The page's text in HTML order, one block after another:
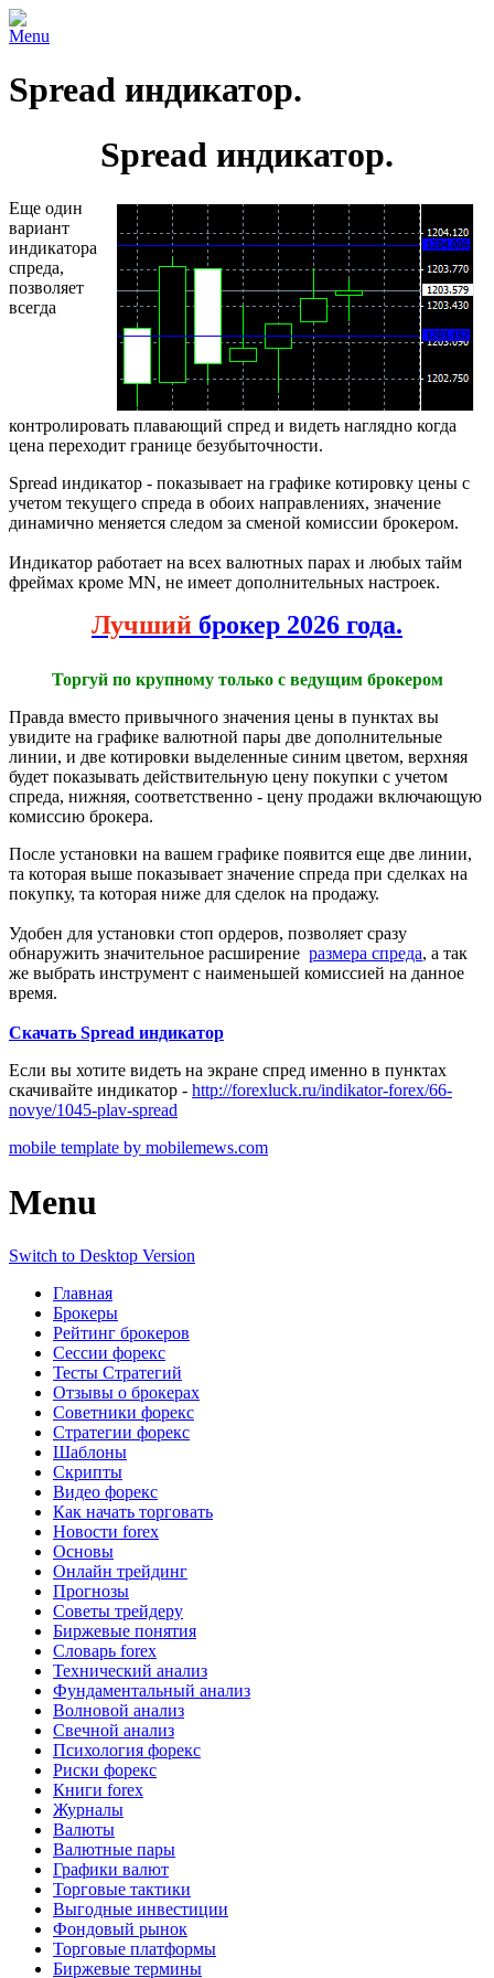
Menu
Spread индикатор.
Spread индикатор.
Еще один
вариант
индикатора
спреда,
позволяет
всегда
контролировать плавающий спред и видеть наглядно когда
цена переходит границе безубыточности.
Spread индикатор - показывает на графике котировку цены с
учетом текущего спреда в обоих направлениях, значение
динамично меняется следом за сменой комиссии брокером.
Индикатор работает на всех валютных парах и любых тайм
фреймах кроме MN, не имеет дополнительных настроек.
Лучший брокер 2026 года.
Торгуй по крупному только с ведущим брокером
Правда вместо привычного значения цены в пунктах вы
увидите на графике валютной пары две дополнительные
линии, и две котировки выделенные синим цветом, верхняя
будет показывать действительную цену покупки с учетом
спреда, нижняя, соответственно - цену продажи включающую
комиссию брокера.
После установки на вашем графике появится еще две линии,
та которая выше показывает значение спреда при сделках на
покупку, та которая ниже для сделок на продажу.
Удобен для установки стоп ордеров, позволяет сразу
обнаружить значительное расширение размера спреда, а так
же выбрать инструмент с наименьшей комиссией на данное
время.
Скачать Spread индикатор
Если вы хотите видеть на экране спред именно в пунктах
скачивайте индикатор - http://forexluck.ru/indikator-forex/66-
novye/1045-plav-spread
mobile template by mobilemews.com
Menu
Switch to Desktop Version
Главная
Брокеры
Рейтинг брокеров
Сессии форекс
Тесты Стратегий
Отзывы о брокерах
Советники форекс
Стратегии форекс
Шаблоны
Скрипты
Видео форекс
Как начать торговать
Новости forex
Основы
Онлайн трейдинг
Прогнозы
Советы трейдеру
Биржевые понятия
Словарь forex
Технический анализ
Фундаментальный анализ
Волновой анализ
Свечной анализ
Психология форекс
Риски форекс
Книги forex
Журналы
Валюты
Валютные пары
Графики валют
Торговые тактики
Выгодные инвестиции
Фондовый рынок
Торговые платформы
Биржевые термины